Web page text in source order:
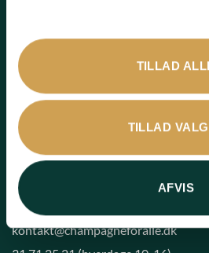
TILLAD
TILLAD
AFVIS
HOLD DIG OPDATERET
Vi sender kun mails, når
bobler over med spændende
indbakke.
TILMELD NYHEDSBREV
KONTAKT OS
kontakt@champagneforalle.dk